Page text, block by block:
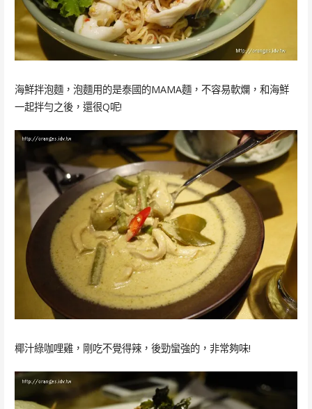
海鮮拌泡麵，泡麵用的是泰國的MAMA麵，不容易軟爛，和海鮮
一起拌勻之後，還很Q呢!
椰汁綠咖哩雞，剛吃不覺得辣，後勁蠻強的，非常夠味!